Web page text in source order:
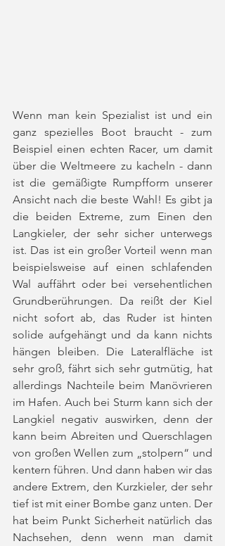
Wenn man kein Spezialist ist und ein
ganz spezielles Boot braucht - zum
Beispiel einen echten Racer, um damit
über die Weltmeere zu kacheln - dann
ist die gemäßigte Rumpfform unserer
Ansicht nach die beste Wahl! Es gibt ja
die beiden Extreme, zum Einen den
Langkieler, der sehr sicher unterwegs
ist. Das ist ein großer Vorteil wenn man
beispielsweise auf einen schlafenden
Wal auffährt oder bei versehentlichen
Grundberührungen. Da reißt der Kiel
nicht sofort ab, das Ruder ist hinten
solide aufgehängt und da kann nichts
hängen bleiben. Die Lateralfläche ist
sehr groß, fährt sich sehr gutmütig, hat
allerdings Nachteile beim Manövrieren
im Hafen. Auch bei Sturm kann sich der
Langkiel negativ auswirken, denn der
kann beim Abreiten und Querschlagen
von großen Wellen zum „stolpern“ und
kentern führen. Und dann haben wir das
andere Extrem, den Kurzkieler, der sehr
tief ist mit einer Bombe ganz unten. Der
hat beim Punkt Sicherheit natürlich das
Nachsehen, denn wenn man damit